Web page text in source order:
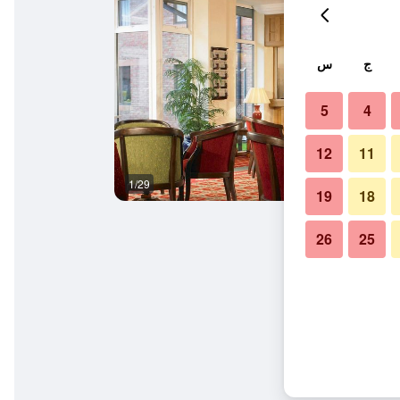
1/29
ج س
4
5
11
12
18
19
25
26